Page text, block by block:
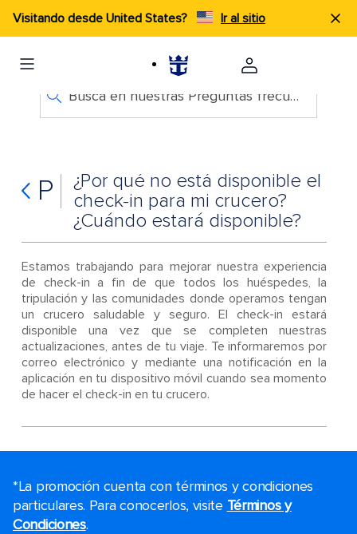
Visitando desde United States? Ir al sitio
Busca en nuestras Preguntas frecuentes
P
¿Por qué no está disponible el
check-in para mi crucero?
¿Cuándo estará disponible?
Estamos trabajando para mejorar nuestra experiencia
de check-in a fin de que todos los huéspedes, la
tripulación y las comunidades donde operamos tengan
un crucero saludable y seguro. El check-in estará
disponible una vez que se completen nuestras
actualizaciones, antes de tu viaje. Te informaremos por
correo electrónico y mediante una notificación en la
aplicación en tu dispositivo móvil cuando sea momento
de hacer el check-in en tu crucero.
*La promoción cuenta con términos y condiciones
particulares. Para conocerlos, visite Términos y
Condiciones.